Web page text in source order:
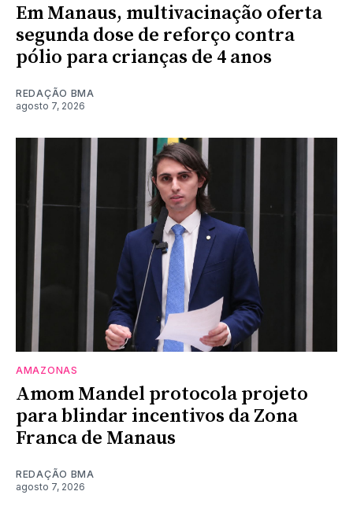
Em Manaus, multivacinação oferta
segunda dose de reforço contra
pólio para crianças de 4 anos
REDAÇÃO BMA
agosto 7, 2026
AMAZONAS
Amom Mandel protocola projeto
para blindar incentivos da Zona
Franca de Manaus
REDAÇÃO BMA
agosto 7, 2026